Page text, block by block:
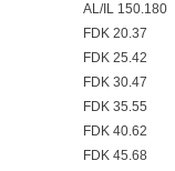
AL/IL 150.180
FDK 20.37
FDK 25.42
FDK 30.47
FDK 35.55
FDK 40.62
FDK 45.68